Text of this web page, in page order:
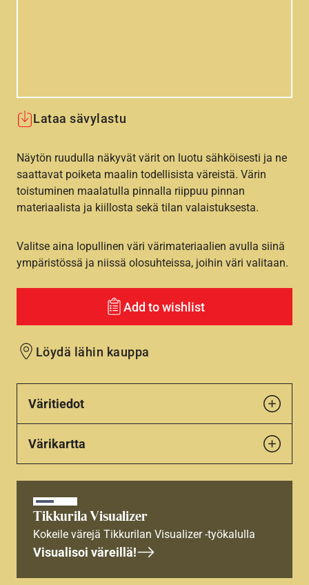
Lataa sävylastu
Näytön ruudulla näkyvät värit on luotu sähköisesti ja ne
saattavat poiketa maalin todellisista väreistä. Värin
toistuminen maalatulla pinnalla riippuu pinnan
materiaalista ja kiillosta sekä tilan valaistuksesta.
Valitse aina lopullinen väri värimateriaalien avulla siinä
ympäristössä ja niissä olosuhteissa, joihin väri valitaan.
Add to wishlist
Löydä lähin kauppa
Väritiedot
Värikartta
Tikkurila Visualizer
Kokeile värejä Tikkurilan Visualizer -työkalulla
Visualisoi väreillä!